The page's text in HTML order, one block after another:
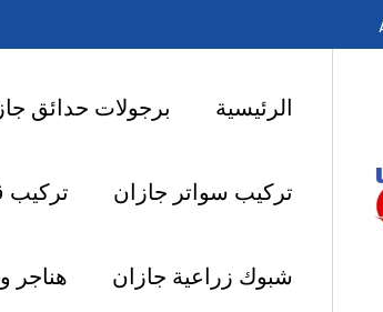
الرئيسية برجولات حدائق
تركيب سواتر جازان تركيب
شبوك زراعية جازان هناجر